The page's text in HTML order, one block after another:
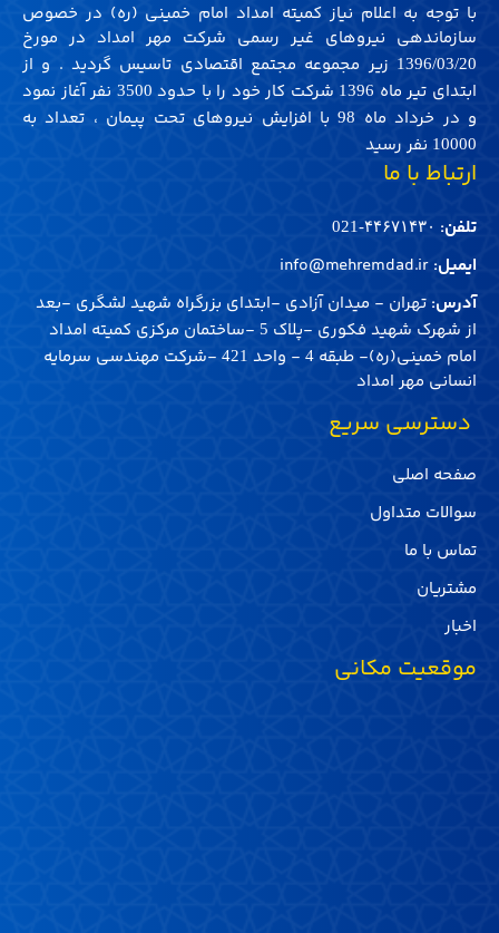
با توجه به اعلام نیاز کمیته امداد امام خمینی (ره) در خصوص
سازماندهی نیروهای غیر رسمی شرکت مهر امداد در مورخ
1396/03/20 زیر مجموعه مجتمع اقتصادی تاسیس گردید . و از
ابتدای تیر ماه 1396 شرکت کار خود را با حدود 3500 نفر آغاز نمود
و در خرداد ماه
98 با افزایش نیروهای تحت پیمان ، تعداد به
10000 نفر رسید
ارتباط با ما
تلفن: ۴۴۶۷۱۴۳۰-021
ایمیل: info@mehremdad.ir
آدرس: تهران - میدان آزادی -ابتدای بزرگراه شهید لشگری -بعد
از شهرک شهید فکوری -پلاک 5 -ساختمان مرکزی کمیته امداد
امام خمینی(ره)- طبقه 4 - واحد 421 -شرکت مهندسی سرمایه
انسانی مهر امداد
‌ دسترسی سریع
صفحه اصلی
سوالات متداول
تماس با ما
مشتریان
اخبار
موقعیت مکانی